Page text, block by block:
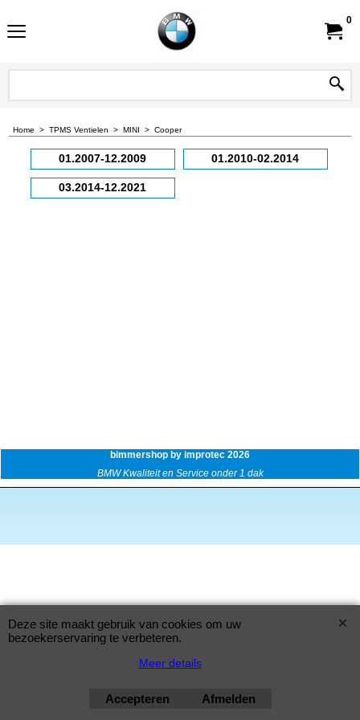
0
Home > TPMS Ventielen > MINI > Cooper
01.2007-12.2009 01.2010-02.2014
03.2014-12.2021
bimmershop by improtec 2026
BMW Kwaliteit en Service onder 1 dak
Deze site maakt gebruik van cookies om uw
bezoekerservaring te verbeteren.
Meer details
Accepteren Afmelden